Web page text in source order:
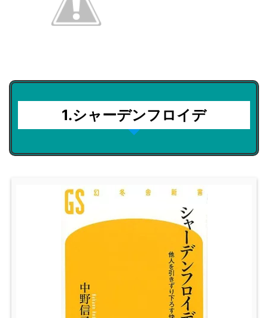
1.シャーデンフロイデ